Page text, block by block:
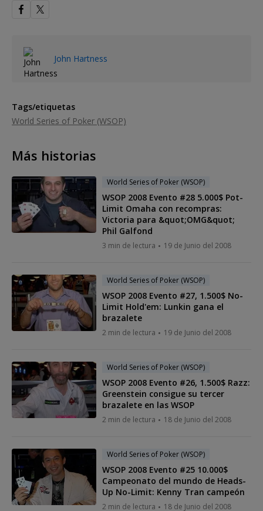
John Hartness
Tags/etiquetas
World Series of Poker (WSOP)
Más historias
World Series of Poker (WSOP)
WSOP 2008 Evento #28 5.000$ Pot-
Limit Omaha con recompras:
Victoria para &quot;OMG&quot;
Phil Galfond
3 min de lectura 19 de Junio del 2008
World Series of Poker (WSOP)
WSOP 2008 Evento #27, 1.500$ No-
Limit Hold'em: Lunkin gana el
brazalete
2 min de lectura 19 de Junio del 2008
World Series of Poker (WSOP)
WSOP 2008 Evento #26, 1.500$ Razz:
Greenstein consigue su tercer
brazalete en las WSOP
2 min de lectura 18 de Junio del 2008
World Series of Poker (WSOP)
WSOP 2008 Evento #25 10.000$
Campeonato del mundo de Heads-
Up No-Limit: Kenny Tran campeón
2 min de lectura 18 de Junio del 2008